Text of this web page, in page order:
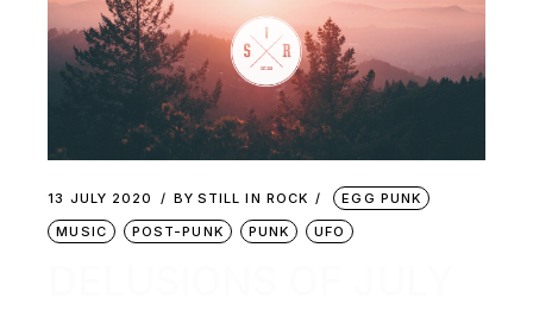
13 JULY 2020 BY STILL IN ROCK
EGG PUNK
MUSIC
POST-PUNK PUNK UFO